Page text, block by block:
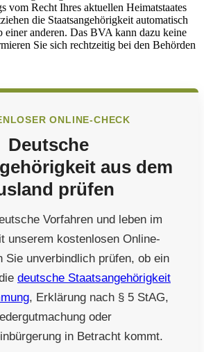
vom Recht Ihres aktuellen Heimatstaates
die Staatsangehörigkeit automatisch
anderen. Das BVA kann dazu keine
Sie sich rechtzeitig bei den Behörden
ONLINE-CHECK
Deutsche
aus dem
prüfen
Vorfahren und leben im
unserem kostenlosen Online-
Sie unverbindlich prüfen, ob ein
deutsche Staatsangehörigkeit
, Erklärung nach § 5 StAG,
oder
in Betracht kommt.